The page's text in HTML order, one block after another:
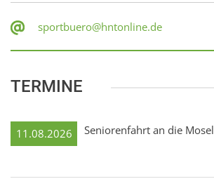
sportbuero@hntonline.de
TERMINE
11.08.2026 Seniorenfahrt an die Mosel